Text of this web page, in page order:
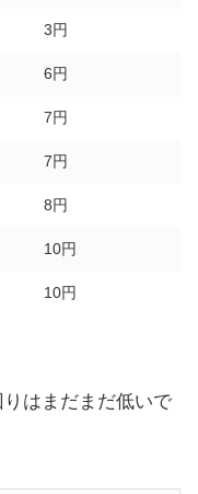
3円
6円
7円
7円
8円
10円
10円
はまだまだ低いで